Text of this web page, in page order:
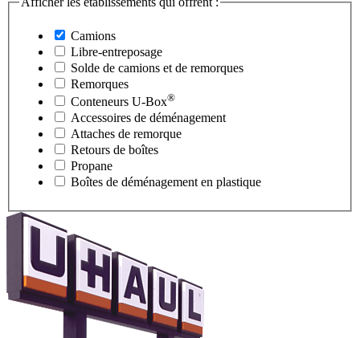
Camions
Libre-entreposage
Solde de camions et de remorques
Remorques
Conteneurs U-Box®
Accessoires de déménagement
Attaches de remorque
Retours de boîtes
Propane
Boîtes de déménagement en plastique